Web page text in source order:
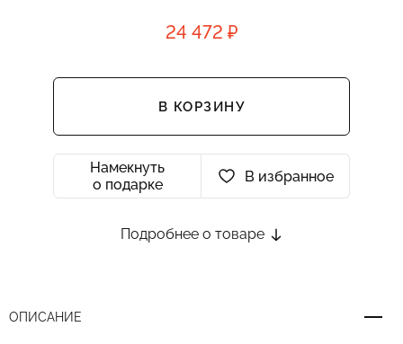
24 472 ₽
В КОРЗИНУ
Намекнуть
о подарке
В избранное
Подробнее о товаре
ОПИСАНИЕ